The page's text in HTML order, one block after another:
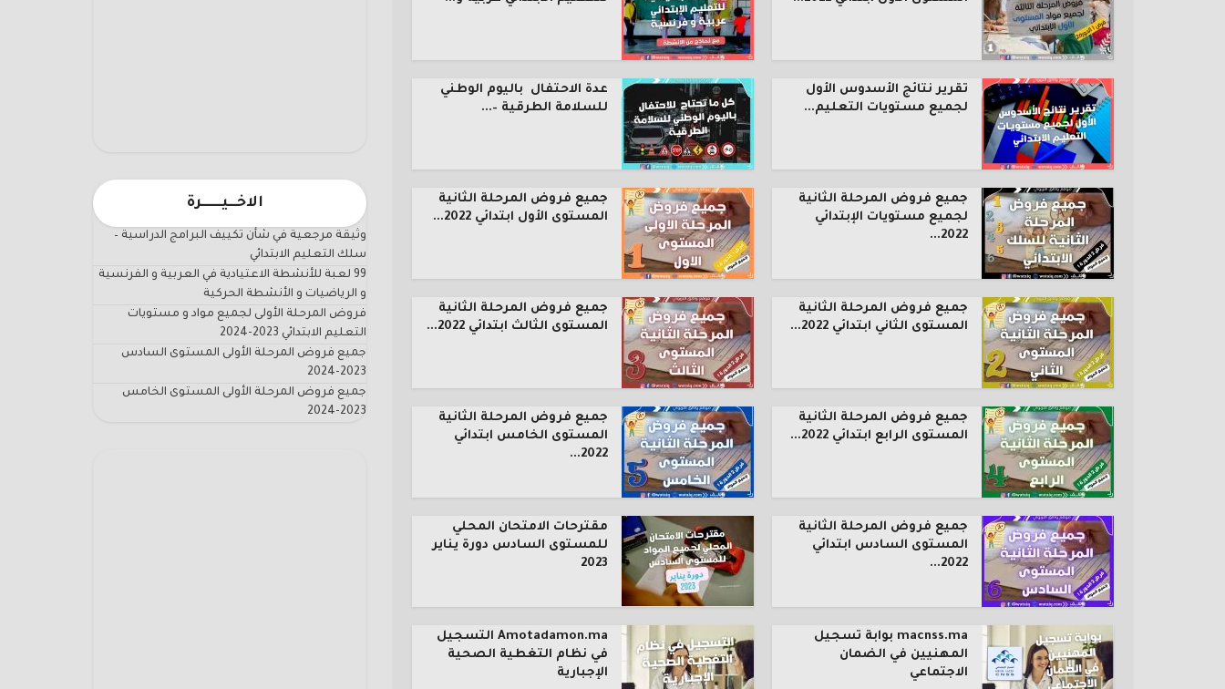
الاخـــيـــــــرة
وثيقة مرجعية في شأن تكييف البرامج الدراسية –
سلك التعليم الابتدائي
99 لعبة للأنشطة الاعتيادية في العربية و الفرنسية
و الرياضيات و الأنشطة الحركية
فروض المرحلة الأولى لجميع مواد و مستويات
التعليم الابتدائي 2023-2024
جميع فروض المرحلة الأولى المستوى السادس
2023-2024
جميع فروض المرحلة الأولى المستوى الخامس
2023-2024
تقرير نتائج الأسدوس الأول
لجميع مستويات التعليم...
عدة الاحتفال باليوم الوطني
للسلامة الطرقية –...
جميع فروض المرحلة الثانية
لجميع مستويات الإبتدائي
2022...
جميع فروض المرحلة الثانية
المستوى الأول ابتدائي 2022...
جميع فروض المرحلة الثانية
المستوى الثاني ابتدائي 2022...
جميع فروض المرحلة الثانية
المستوى الثالث ابتدائي 2022...
جميع فروض المرحلة الثانية
المستوى الرابع ابتدائي 2022...
جميع فروض المرحلة الثانية
المستوى الخامس ابتدائي
2022...
جميع فروض المرحلة الثانية
المستوى السادس ابتدائي
2022...
مقترحات الامتحان المحلي
للمستوى السادس دورة يناير
2023
macnss.ma بوابة تسجيل
المهنيين في الضمان
الاجتماعي
Amotadamon.ma التسجيل
في نظام التغطية الصحية
الإجبارية